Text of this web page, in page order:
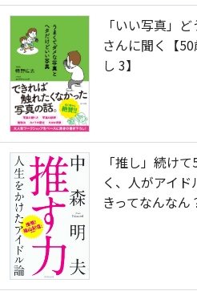
「いい写真」
さんに聞く【
し 3】
「推し」続け
く、人がアイ
きってなんなん